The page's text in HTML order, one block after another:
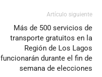
Artículo siguiente
Más de 500 servicios de
transporte gratuitos en la
Región de Los Lagos
funcionarán durante el fin de
semana de elecciones